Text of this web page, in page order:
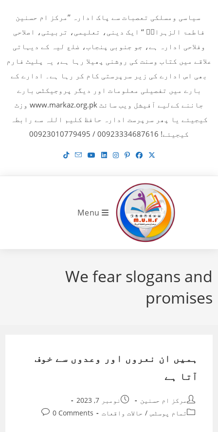
content
سیاسی ومسلکی تعصبات سے پاک ادارہ ’’مرکز ام حسنین
فاطمۃ الزہراءؓ ‘‘ ایک دینی، تعلیمی، تربیتی، اصلاحی
وفلاحی ادارہ ہے، جو جنوبی پنجاب، ضلع لیہ کے دیہاتی
علاقے میں کتاب وسنت کی روشنی پھیلا رہا ہے، یہ پلیٹ فارم
بھی اس ادارے کی زیر سرپرستی کام کر رہا ہے۔ ادارے کے
بارے میں تفصیلی معلومات اور دیگر پروجیکٹس بارے
جاننے کےلیے آفیشل ویب سائٹ www.markaz.org.pk وزٹ
کیجیئے یا پھر سرپرست ادارہ حافظ کلیم اللہ سے رابطہ
کیجیئے! 00923334687616 / 00923010779495
Menu
We fear slogans and
promises
ہمیں ان نعروں اور وعدوں سے خوف
آتا ہے
Post
author:
مرکز ام حسنین
Post
published:
نومبر 7, 2023
Postتمام پوسٹس / حالات واقعات
Post
0 Comments